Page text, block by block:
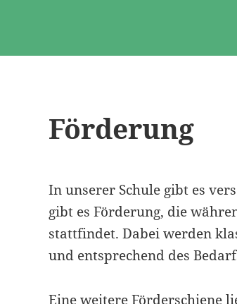
Förderung
In unserer Schule gibt es
gibt es Förderung, die
stattfindet. Dabei werden
und entsprechend des
Eine weitere Förderschiene